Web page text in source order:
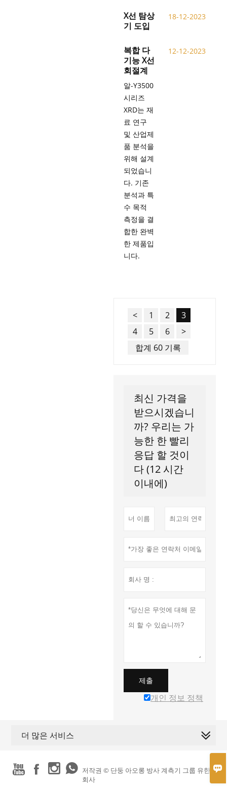

X선 탐상
기 도입
18-12-2023
복합 다
기능 X선
회절계
알-Y3500
시리즈
XRD는 재
료 연구
및 산업제
품 분석을
위해 설계
되었습니
다. 기존
분석과 특
수 목적
측정을 결
합한 완벽
한 제품입
니다.
12-12-2023
< 1 2
3
4
5 6
>
합계 60 기록
최신 가격을
받으시겠습니
까? 우리는 가
능한 한 빨리
응답 할 것이
다 (12 시간
이내에)
제출
개인 정보 정책
더 많은 서비스
    저작권 © 단둥 아오롱 방사 계측기 그룹 유한
회사